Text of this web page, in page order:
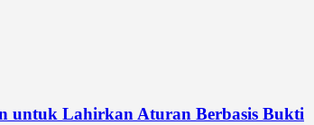
untuk Lahirkan Aturan Berbasis Bukti